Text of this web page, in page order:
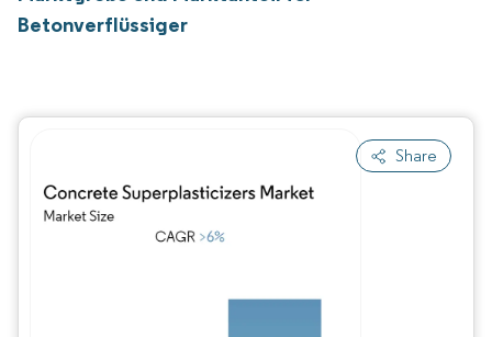
Betonverflüssiger
Share